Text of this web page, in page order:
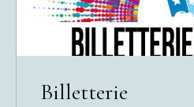
Billetterie